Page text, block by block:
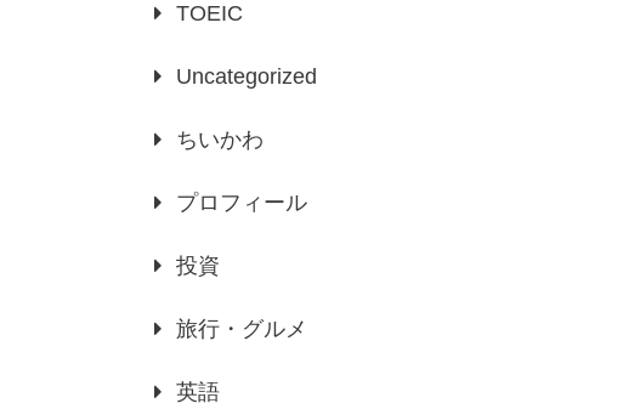
TOEIC
Uncategorized
ちいかわ
プロフィール
投資
旅行・グルメ
英語